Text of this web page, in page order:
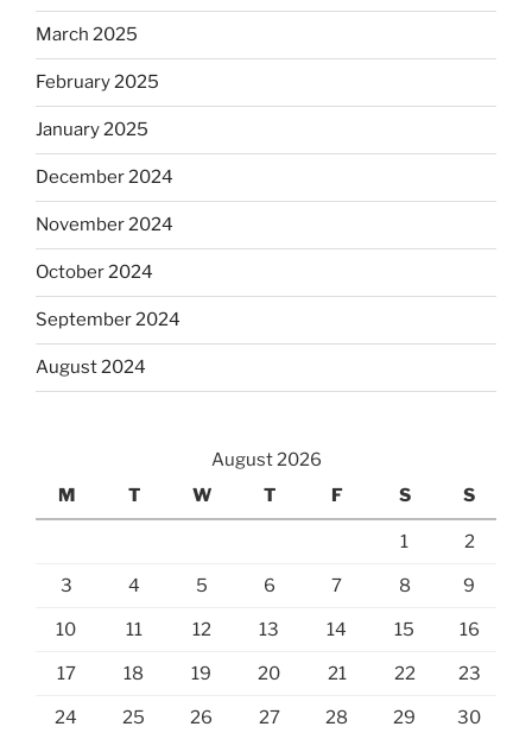
March 2025
February 2025
January 2025
December 2024
November 2024
October 2024
September 2024
August 2024
August 2026
M
T W T F S S
1 2
3 4 5 6 7 8 9
10 11 12 13 14 15 16
17 18 19 20 21 22 23
24 25 26 27 28 29 30